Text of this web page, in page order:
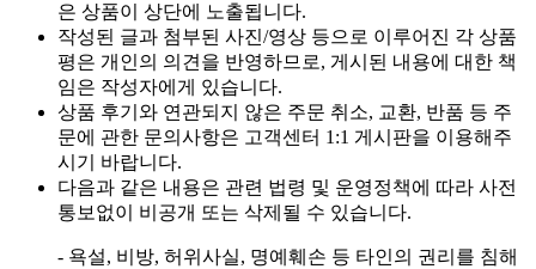
은 상품이 상단에 노출됩니다.
작성된 글과 첨부된 사진/영상 등으로 이루어진 각 상품
평은 개인의 의견을 반영하므로, 게시된 내용에 대한 책
임은 작성자에게 있습니다.
상품 후기와 연관되지 않은 주문 취소, 교환, 반품 등 주
문에 관한 문의사항은 고객센터 1:1 게시판을 이용해주
시기 바랍니다.
다음과 같은 내용은 관련 법령 및 운영정책에 따라 사전
통보없이 비공개 또는 삭제될 수 있습니다.
- 욕설, 비방, 허위사실, 명예훼손 등 타인의 권리를 침해